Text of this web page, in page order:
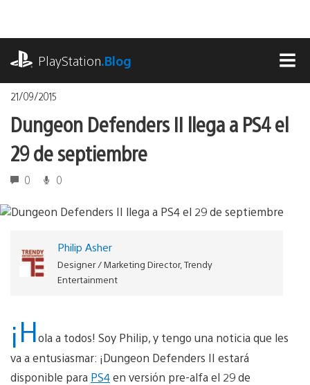
contenido
PlayStation.Blog
21/09/2015
Dungeon Defenders II llega a PS4 el
29 de septiembre
0 0
Philip Asher
Designer / Marketing Director, Trendy
Entertainment
¡Hola a todos! Soy Philip, y tengo una noticia que les
va a entusiasmar: ¡Dungeon Defenders II estará
disponible para PS4en versión pre-alfa el 29 de